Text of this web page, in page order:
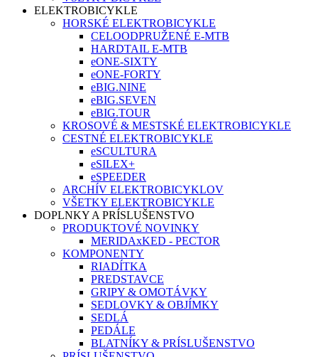
ELEKTROBICYKLE
HORSKÉ ELEKTROBICYKLE
CELOODPRUŽENÉ E-MTB
HARDTAIL E-MTB
eONE-SIXTY
eONE-FORTY
eBIG.NINE
eBIG.SEVEN
eBIG.TOUR
KROSOVÉ & MESTSKÉ ELEKTROBICYKLE
CESTNÉ ELEKTROBICYKLE
eSCULTURA
eSILEX+
eSPEEDER
ARCHÍV ELEKTROBICYKLOV
VŠETKY ELEKTROBICYKLE
DOPLNKY A PRÍSLUŠENSTVO
PRODUKTOVÉ NOVINKY
MERIDAxKED - PECTOR
KOMPONENTY
RIADÍTKA
PREDSTAVCE
GRIPY & OMOTÁVKY
SEDLOVKY & OBJÍMKY
SEDLÁ
PEDÁLE
BLATNÍKY & PRÍSLUŠENSTVO